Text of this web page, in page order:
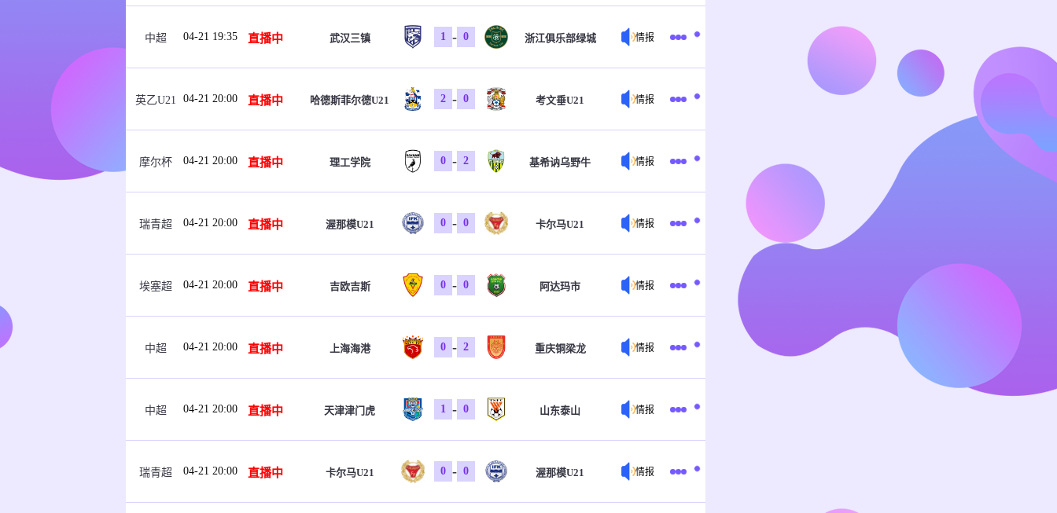
中超 04-21 19:35 直播中 武汉三镇 1 - 0 浙江俱乐部绿城 情报
英乙U21 04-21 20:00 直播中 哈德斯菲尔德U21 2 - 0 考文垂U21 情报
摩尔杯 04-21 20:00 直播中 理工学院 0 - 2 基希讷乌野牛 情报
瑞青超 04-21 20:00 直播中 渥那模U21 0 - 0 卡尔马U21 情报
埃塞超 04-21 20:00 直播中 吉欧吉斯 0 - 0 阿达玛市 情报
中超 04-21 20:00 直播中 上海海港 0 - 2 重庆铜梁龙 情报
中超 04-21 20:00 直播中 天津津门虎 1 - 0 山东泰山 情报
瑞青超 04-21 20:00 直播中 卡尔马U21 0 - 0 渥那模U21 情报